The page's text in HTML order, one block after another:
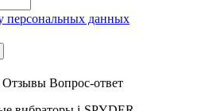
персональных данных
Отзывы Вопрос-ответ